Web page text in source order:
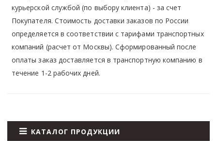
курьерской службой (по выбору клиента) - за счет
Покупателя. Стоимость доставки заказов по России
определяется в соответствии с тарифами транспортных
компаний (расчет от Москвы). Сформированный после
оплаты заказ доставляется в транспортную компанию в
течение 1-2 рабочих дней.
КАТАЛОГ ПРОДУКЦИИ